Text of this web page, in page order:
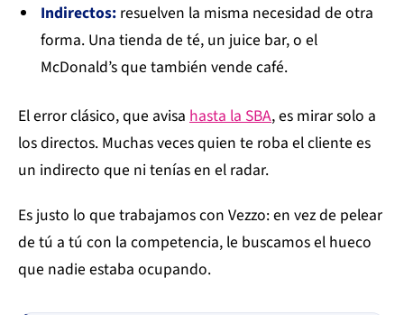
Indirectos:resuelven la misma necesidad de otra
forma. Una tienda de té, un juice bar, o el
McDonald’s que también vende café.
El error clásico, que avisa hasta la SBA, es mirar solo a
los directos. Muchas veces quien te roba el cliente es
un indirecto que ni tenías en el radar.
Es justo lo que trabajamos con Vezzo: en vez de pelear
de tú a tú con la competencia, le buscamos el hueco
que nadie estaba ocupando.